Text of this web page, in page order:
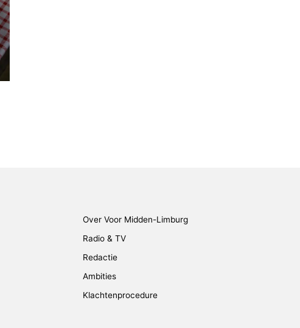
Over Voor Midden-Limburg
Radio & TV
Redactie
Ambities
Klachtenprocedure